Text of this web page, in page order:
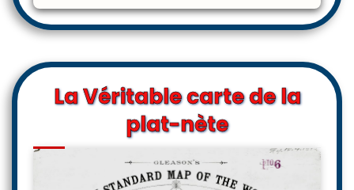
La Véritable carte de la
plat-nète